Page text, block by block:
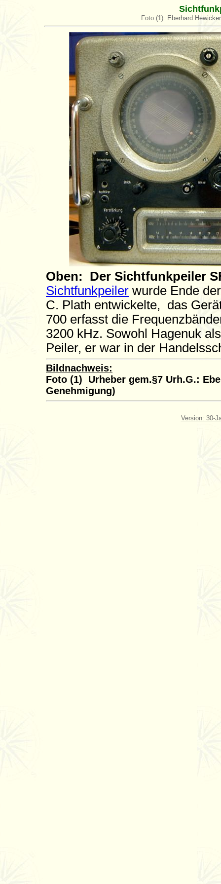
Foto (1): Eberhard
Oben: Der Sichtfunkpeiler
Sichtfunkpeiler wurde Ende
C. Plath entwickelte, das
700 erfasst die
3200 kHz. Sowohl Hagenuk
Peiler, er war in der
Bildnachweis:
Foto (1) Urheber gem.§7 Urh.G.:
Genehmigung)
Version: 30-